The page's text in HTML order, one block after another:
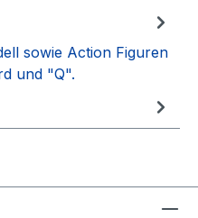
sowie Action Figuren
und "Q".